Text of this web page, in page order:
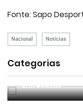
Fonte: Sapo
Nacional Notícias
Categorias
Entrevistas